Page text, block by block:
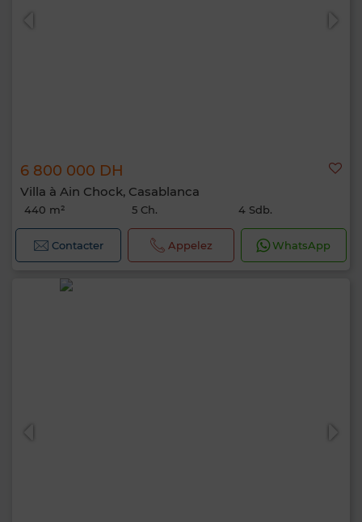
6 800 000 DH
Villa à Ain Chock, Casablanca
440 m² 5 Ch. 4 Sdb.
Contacter Appelez WhatsApp